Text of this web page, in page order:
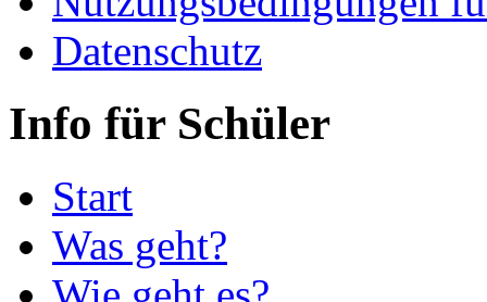
Datenschutz
Info für Schüler
Start
Was geht?